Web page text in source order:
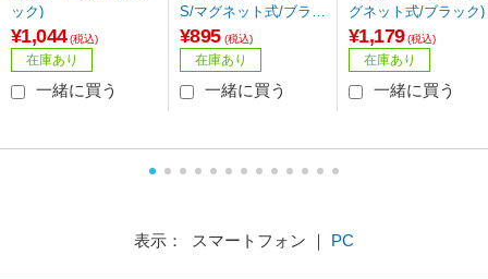
ック)
¥1,044 (税込)
在庫あり
一緒に買う
S/マグネット式/ブラッ
ク
¥895 (税込)
在庫あり
一緒に買う
グネット式/ブラック)
¥1,179 (税込)
在庫あり
一緒に買う
表示： スマートフォン ｜ PC